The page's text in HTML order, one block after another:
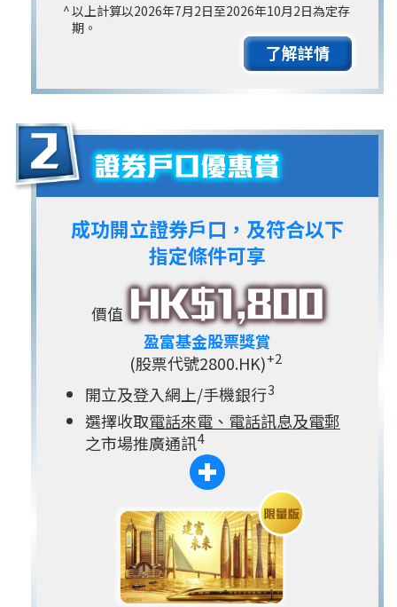
^以上計算以2026年7月2日至2026年10月2日為定存
期。
了解詳情
成功開立證券戶口，及符合以下
指定條件可享
價值
盈富基金股票獎賞
(股票代號2800.HK)+2
開立及登入網上/手機銀行3
選擇收取電話來電、電話訊息及電郵
之市場推廣通訊4